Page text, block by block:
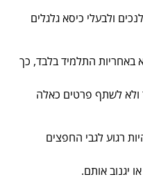
ולבעלי כיסא גלגלים
באחריות התלמיד בלבד, כך
לשתף פרטים כאלה
רגוע לגבי החפצים
יגנוב אותם.